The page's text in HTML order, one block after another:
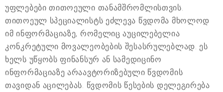
უფლებები თითოეული თანამშრომლისთვის.
თითოეულ სპეციალისტს ეძლევა წვდომა მხოლოდ
იმ ინფორმაციაზე, რომელიც აუცილებელია
კონკრეტული მოვალეობების შესასრულებლად. ეს
ხელს უწყობს ფინანსურ ან სამედიცინო
ინფორმაციაზე არაავტორიზებული წვდომის
თავიდან აცილებას. წვდომის წესების დელეგირება